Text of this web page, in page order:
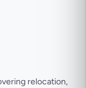
relocation,